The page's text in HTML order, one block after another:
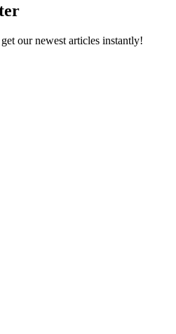
our newest articles instantly!